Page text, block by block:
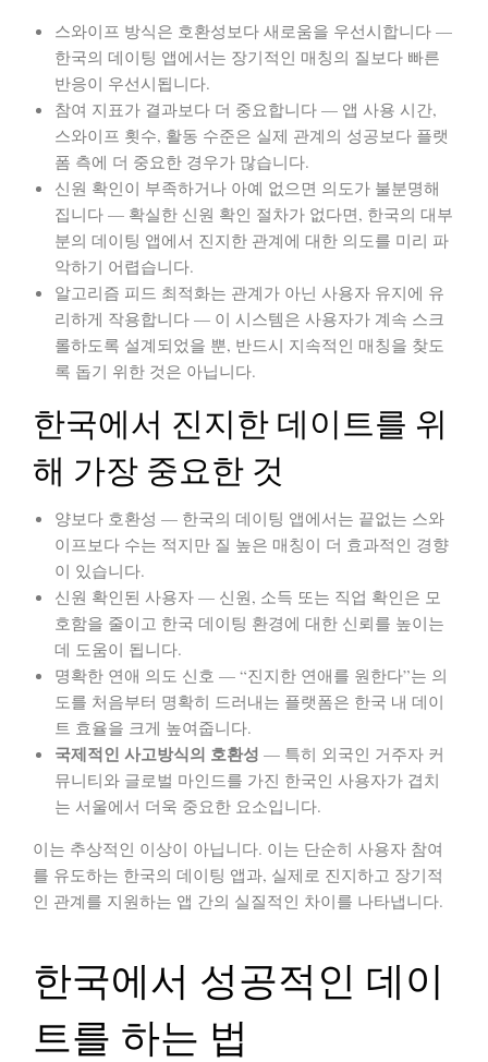
스와이프 방식은 호환성보다 새로움을 우선시합니다 —
한국의 데이팅 앱에서는 장기적인 매칭의 질보다 빠른
반응이 우선시됩니다.
참여 지표가 결과보다 더 중요합니다 — 앱 사용 시간,
스와이프 횟수, 활동 수준은 실제 관계의 성공보다 플랫
폼 측에 더 중요한 경우가 많습니다.
신원 확인이 부족하거나 아예 없으면 의도가 불분명해
집니다 — 확실한 신원 확인 절차가 없다면, 한국의 대부
분의 데이팅 앱에서 진지한 관계에 대한 의도를 미리 파
악하기 어렵습니다.
알고리즘 피드 최적화는 관계가 아닌 사용자 유지에 유
리하게 작용합니다 — 이 시스템은 사용자가 계속 스크
롤하도록 설계되었을 뿐, 반드시 지속적인 매칭을 찾도
록 돕기 위한 것은 아닙니다.
한국에서 진지한 데이트를 위
해 가장 중요한 것
양보다 호환성 — 한국의 데이팅 앱에서는 끝없는 스와
이프보다 수는 적지만 질 높은 매칭이 더 효과적인 경향
이 있습니다.
신원 확인된 사용자 — 신원, 소득 또는 직업 확인은 모
호함을 줄이고 한국 데이팅 환경에 대한 신뢰를 높이는
데 도움이 됩니다.
명확한 연애 의도 신호 — “진지한 연애를 원한다”는 의
도를 처음부터 명확히 드러내는 플랫폼은 한국 내 데이
트 효율을 크게 높여줍니다.
국제적인 사고방식의 호환성 — 특히 외국인 거주자 커
뮤니티와 글로벌 마인드를 가진 한국인 사용자가 겹치
는 서울에서 더욱 중요한 요소입니다.
이는 추상적인 이상이 아닙니다. 이는 단순히 사용자 참여
를 유도하는 한국의 데이팅 앱과, 실제로 진지하고 장기적
인 관계를 지원하는 앱 간의 실질적인 차이를 나타냅니다.
한국에서 성공적인 데이
트를 하는 법